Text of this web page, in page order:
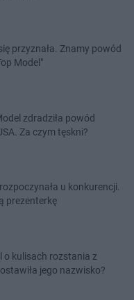
przyznała. Znamy powód
Model"
zdradziła powód
Za czym tęskni?
u konkurencji.
prezenterkę
o kulisach rozstania z
jego nazwisko?